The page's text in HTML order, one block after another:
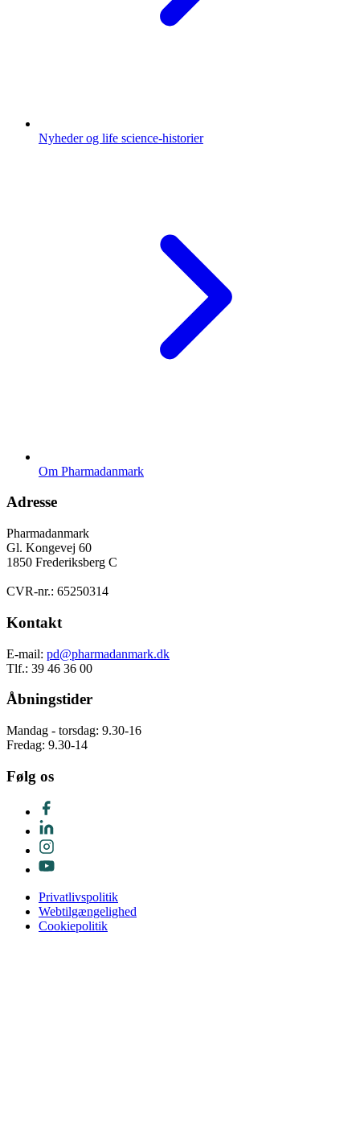
Nyheder og life science-historier
Om Pharmadanmark
Adresse
Pharmadanmark
Gl. Kongevej 60
1850 Frederiksberg C
CVR-nr.: 65250314
Kontakt
E-mail: pd@pharmadanmark.dk
Tlf.: 39 46 36 00
Åbningstider
Mandag - torsdag: 9.30-16
Fredag: 9.30-14
Følg os
Privatlivspolitik
Webtilgængelighed
Cookiepolitik